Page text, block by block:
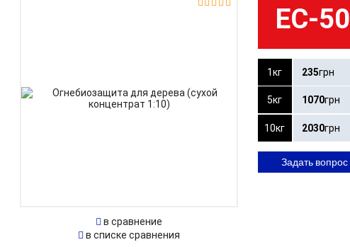


в сравнение
в списке сравнения
ЕС-50
1кг 235грн
5кг 1070грн
10кг 2030грн
Задать вопрос